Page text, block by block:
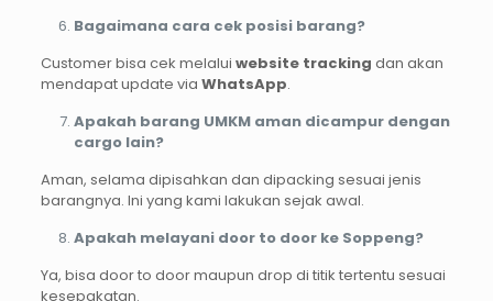
Bagaimana cara cek posisi barang?
Customer bisa cek melalui website tracking dan akan
mendapat update via WhatsApp.
Apakah barang UMKM aman dicampur dengan
cargo lain?
Aman, selama dipisahkan dan dipacking sesuai jenis
barangnya. Ini yang kami lakukan sejak awal.
Apakah melayani door to door ke Soppeng?
Ya, bisa door to door maupun drop di titik tertentu sesuai
kesepakatan.